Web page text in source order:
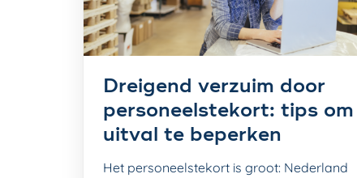
Dreigend verzuim door
personeelstekort: tips om
uitval te beperken
Het personeelstekort is groot: Nederland